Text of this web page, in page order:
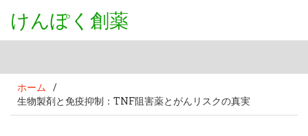
けんぽく創薬
ホーム /
生物製剤と免疫抑制：TNF阻害薬とがんリスクの真実